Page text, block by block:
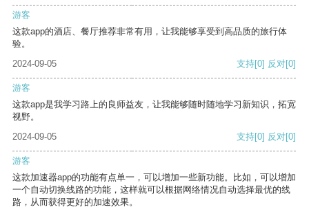
游客
这款app的酒店、餐厅推荐非常有用，让我能够享受到高品质的旅行体
验。
2024-09-05
支持[0] 反对[0]
游客
这款app是我学习路上的良师益友，让我能够随时随地学习新知识，拓宽
视野。
2024-09-05
支持[0] 反对[0]
游客
这款加速器app的功能有点单一，可以增加一些新功能。比如，可以增加
一个自动切换线路的功能，这样就可以根据网络情况自动选择最优的线
路，从而获得更好的加速效果。